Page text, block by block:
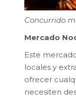
Concurrido
Mercado
Este
locales y
ofrecer
necesiten